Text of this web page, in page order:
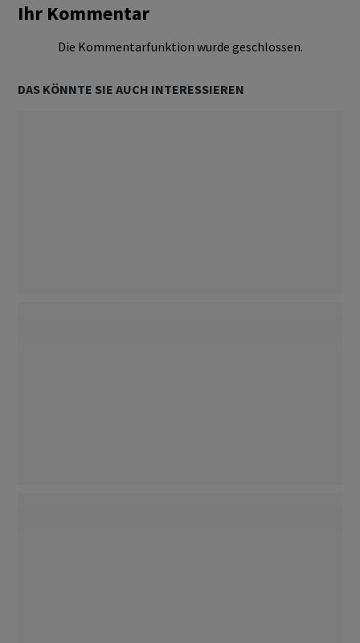
Ihr Kommentar
Die Kommentarfunktion wurde geschlossen.
DAS KÖNNTE SIE AUCH INTERESSIEREN